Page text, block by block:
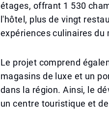
étages, offrant 1 530
l'hôtel, plus de vingt
expériences culinaires du
Le projet comprend
magasins de luxe et un
dans la région. Ainsi, le
un centre touristique et